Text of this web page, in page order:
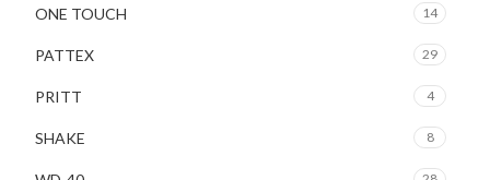
ONE TOUCH 14
PATTEX 29
PRITT 4
SHAKE 8